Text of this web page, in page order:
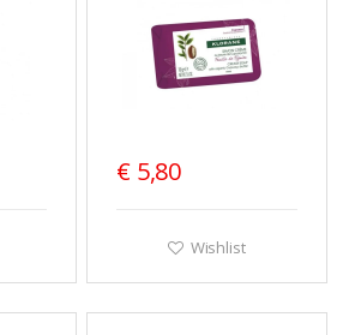
€ 5,80
Wishlist